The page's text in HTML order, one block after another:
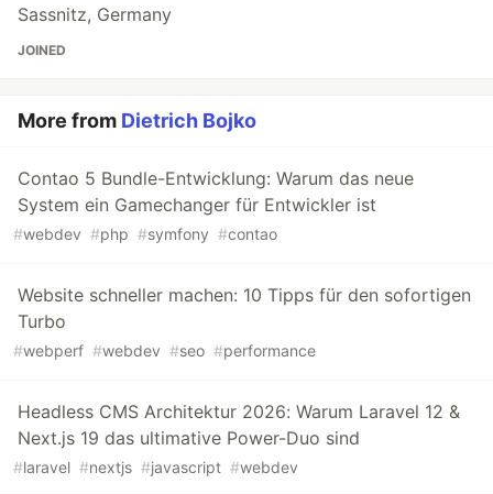
Sassnitz, Germany
JOINED
More from Dietrich Bojko
Contao 5 Bundle-Entwicklung: Warum das neue
System ein Gamechanger für Entwickler ist
#webdev #php #symfony #contao
Website schneller machen: 10 Tipps für den sofortigen
Turbo
#webperf #webdev #seo #performance
Headless CMS Architektur 2026: Warum Laravel 12 &
Next.js 19 das ultimative Power-Duo sind
#laravel #nextjs #javascript #webdev